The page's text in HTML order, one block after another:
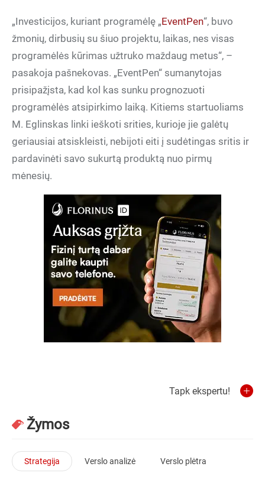
„Investicijos, kuriant programėlę „EventPen“, buvo
žmonių, dirbusių su šiuo projektu, laikas, nes visas
programėlės kūrimas užtruko maždaug metus“, –
pasakoja pašnekovas. „EventPen“ sumanytojas
prisipažįsta, kad kol kas sunku prognozuoti
programėlės atsipirkimo laiką. Kitiems startuoliams
M. Eglinskas linki ieškoti srities, kurioje jie galėtų
geriausiai atsiskleisti, nebijoti eiti į sudėtingas sritis ir
pardavinėti savo sukurtą produktą nuo pirmų
mėnesių.
Tapk ekspertu!
Žymos
Strategija Verslo analizė Verslo plėtra